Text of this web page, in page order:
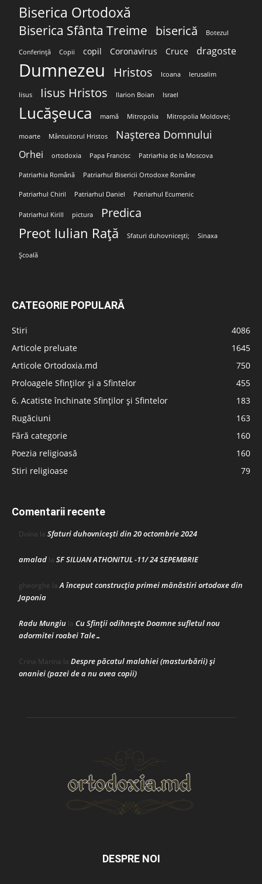
Biserica Ortodoxă
Biserica Sfânta Treime biserică Botezul
Conferință Copii copil Coronavirus Cruce dragoste
Dumnezeu Hristos Icoana Ierusalim
Iisus Iisus Hristos Ilarion Boian Israel
Lucășeuca mamă Mitropolia Mitropolia Moldovei;
moarte Mântuitorul Hristos Nașterea Domnului
Orhei ortodoxia Papa Francisc Patriarhia de la Moscova
Patriarhia Română Patriarhul Bisericii Ortodoxe Române
Patriarhul Chiril Patriarhul Daniel Patriarhul Ecumenic
Patriarhul Kirill pictura Predica
Preot Iulian Rață Sfaturi duhovnicești; Sinaxa
Școală
CATEGORIE POPULARĂ
Stiri
4086
Articole preluate
1645
Articole Ortodoxia.md
750
Proloagele Sfinților și a Sfintelor
455
6. Acatiste închinate Sfinților și Sfintelor
183
Rugăciuni
163
Fără categorie
160
Poezia religioasă
160
Stiri religioase
79
Comentarii recente
Doina la Sfaturi duhovnicești din 20 octombrie 2024
amalad la SF SILUAN ATHONITUL -11/ 24 SEPEMBRIE
gheorghe laA început construcţia primei mănăstiri ortodoxe din
Japonia
Radu Mungiu la Cu Sfinții odihnește Doamne sufletul nou
adormitei roabei Tale…
Crina Marina la Despre păcatul malahiei (masturbării) şi
onaniei (pazei de a nu avea copii)
DESPRE NOI